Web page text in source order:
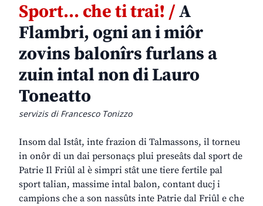
Sport… che ti trai! /A
Flambri, ogni an i miôr
zovins balonîrs furlans a
zuin intal non di Lauro
Toneatto
servizis di Francesco Tonizzo
Insom dal Istât, inte frazion di Talmassons, il torneu
in onôr di un dai personaçs plui preseâts dal sport de
Patrie Il Friûl al è simpri stât une tiere fertile pal
sport talian, massime intal balon, contant ducj i
campions che a son nassûts inte Patrie dal Friûl e che